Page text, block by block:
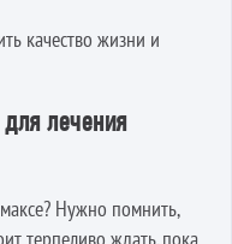
качество жизни и
лечения
Нужно помнить,
терпеливо ждать, пока